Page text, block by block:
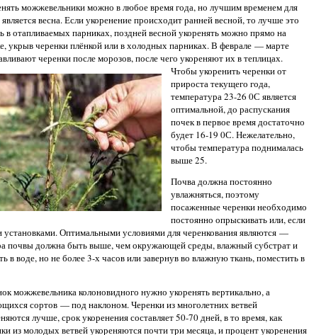
можжевельники можно в любое время года, но лучшим временем для
является весна. Если укоренение происходит ранней весной, то лучше это
в отапливаемых парниках, поздней весной укоренять можно прямо на
укрыв черенки плёнкой или в холодных парниках. В феврале — марте
черенки после морозов, после чего укореняют их втеплицах.
Чтобы укоренить черенки от
прироста текущего года,
температура 23-26 0С является
оптимальной, до распускания
почек в первое время достаточно
будет 16-19 0С. Нежелательно,
чтобы температура поднималась
выше 25.
Почва должна постоянно
увлажняться, поэтому
посаженные черенки необходимо
постоянно опрыскивать или, если
Оптимальными условиями для черенкования являются —
почвы должна быть выше, чем окружающей среды, влажный субстрат и
в воде, но не более 3-х часов или завернув во влажную ткань, поместить в
можжевельника колоновидного нужно укоренятьвертикально, а
сортов — под наклоном. Черенки из многолетних ветвей
лучше, срок укоренения составляет 50-70 дней, в то время, как
из молодых ветвей укореняются почти три месяца, и процент укоренения